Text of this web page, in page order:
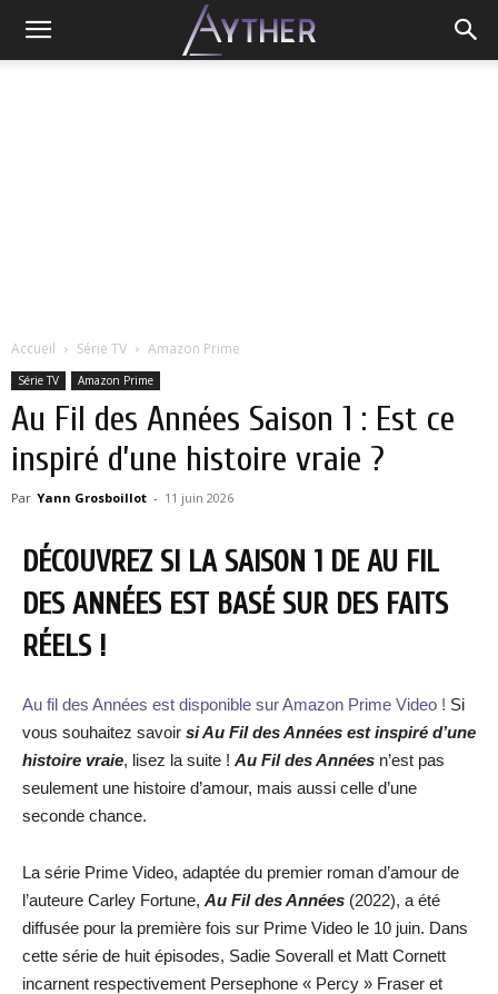
Accueil Série TV Amazon Prime
Série TV Amazon Prime
Au Fil des Années Saison 1 : Est ce
inspiré d’une histoire vraie ?
Par Yann Grosboillot - 11 juin 2026
DÉCOUVREZ SI LA SAISON 1 DE AU FIL
DES ANNÉES EST BASÉ SUR DES FAITS
RÉELS !
Au fil des Années est disponible sur Amazon Prime Video ! Si
vous souhaitez savoir siAu Fil des Années est inspiré d’une
histoire vraie, lisez la suite ! Au Fil des Années n’est pas
seulement une histoire d’amour, mais aussi celle d’une
seconde chance.
La série Prime Video, adaptée du premier roman d’amour de
l’auteure Carley Fortune, Au Fil des Années (2022), a été
diffusée pour la première fois sur Prime Video le 10 juin. Dans
cette série de huit épisodes, Sadie Soverall et Matt Cornett
incarnent respectivement Persephone « Percy » Fraser et